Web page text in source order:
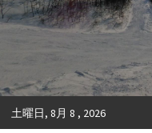
土曜日, 8月 8 , 2026